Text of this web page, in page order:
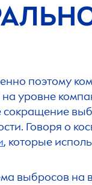
поэтому
уровне
сокращение
Говоря о
, которые
выбросов на